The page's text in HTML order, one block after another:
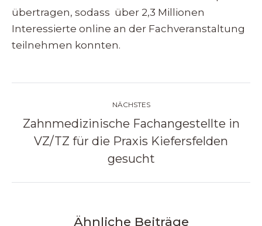
übertragen, sodass über 2,3 Millionen
Interessierte online an der Fachveranstaltung
teilnehmen konnten.
NÄCHSTES
Nächster
Beitrag:
Zahnmedizinische Fachangestellte in
VZ/TZ für die Praxis Kiefersfelden
gesucht
Ähnliche Beiträge